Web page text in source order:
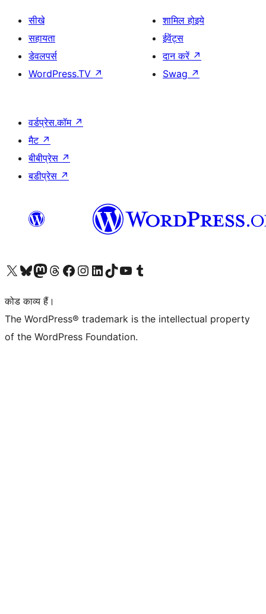
सीखे
सहायता
डेवलपर्स
WordPress.TV ↗
शामिल होइये
ईवेंट्स
दान करें ↗
Swag ↗
वर्डप्रेस.कॉम ↗
मैट ↗
बीबीप्रेस ↗
बडीप्रेस ↗
Visit our X (formerly Twitter) account
हमारे बलुस्की खाते पर जाएँVisit our Mastodon account
हमारे थ्रेड्स अकाउंट पर जाएंहमारे फेसबुक पेज पर जाएँहमारे इंस्टाग्राम अकाउंट पर जाएंहमारे लिंक्डइन खाते पर जाएँहमारे टिकटॉक खाते पर जाएँहमारे यूट्यूब चैनल पर जाएंहमारे Tumblr खाते पर जाएँ
कोड काव्य हैं।
The WordPress® trademark is the intellectual property
of the WordPress Foundation.